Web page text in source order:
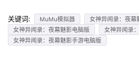
关键词: MuMu模拟器
女神异闻录：夜幕
女神异闻录：夜幕魅影电脑版
女神异闻录
女神异闻录：夜幕魅影手游电脑版